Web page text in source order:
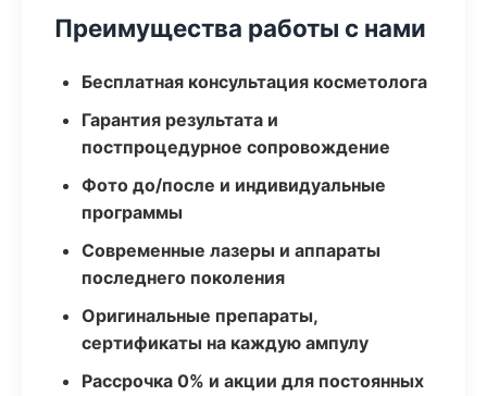
Преимущества работы с нами
Бесплатная консультация косметолога
Гарантия результата и
постпроцедурное сопровождение
Фото до/после и индивидуальные
программы
Современные лазеры и аппараты
последнего поколения
Оригинальные препараты,
сертификаты на каждую ампулу
Рассрочка 0% и акции для постоянных